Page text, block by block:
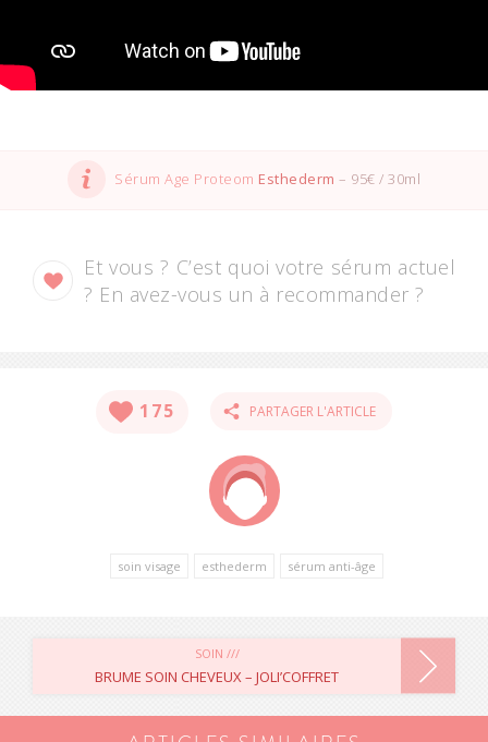
Sérum Age Proteom Esthederm – 95€ / 30ml
Et vous ? C’est quoi votre sérum actuel
? En avez-vous un à recommander ?
175 PARTAGER L'ARTICLE
soin visage esthederm sérum anti-âge
NAVIGATION
DE
SOIN ///
BRUME SOIN CHEVEUX – JOLI’COFFRET